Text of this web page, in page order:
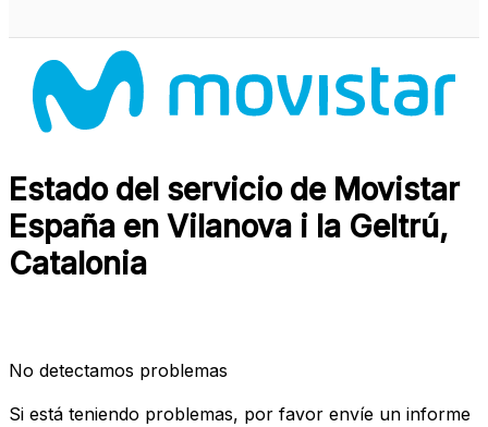
Estado del servicio de Movistar
España en Vilanova i la Geltrú,
Catalonia
No detectamos problemas
Si está teniendo problemas, por favor envíe un informe